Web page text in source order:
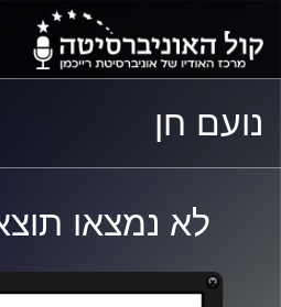
התפריט
הראשי
התוכן
הראשי
נועם חן
לא נמצאו